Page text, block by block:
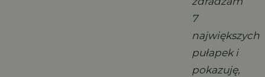
7
największych
pułapek i
pokazuję,